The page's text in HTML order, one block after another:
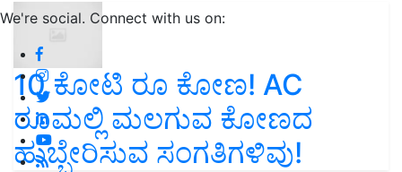
We're social. Connect with us on:
10 ಕೋಟಿ ರೂ ಕೋಣ! AC
ರೂಮಲ್ಲಿ ಮಲಗುವ ಕೋಣದ
ಹುಬ್ಬೇರಿಸುವ ಸಂಗತಿಗಳಿವು!